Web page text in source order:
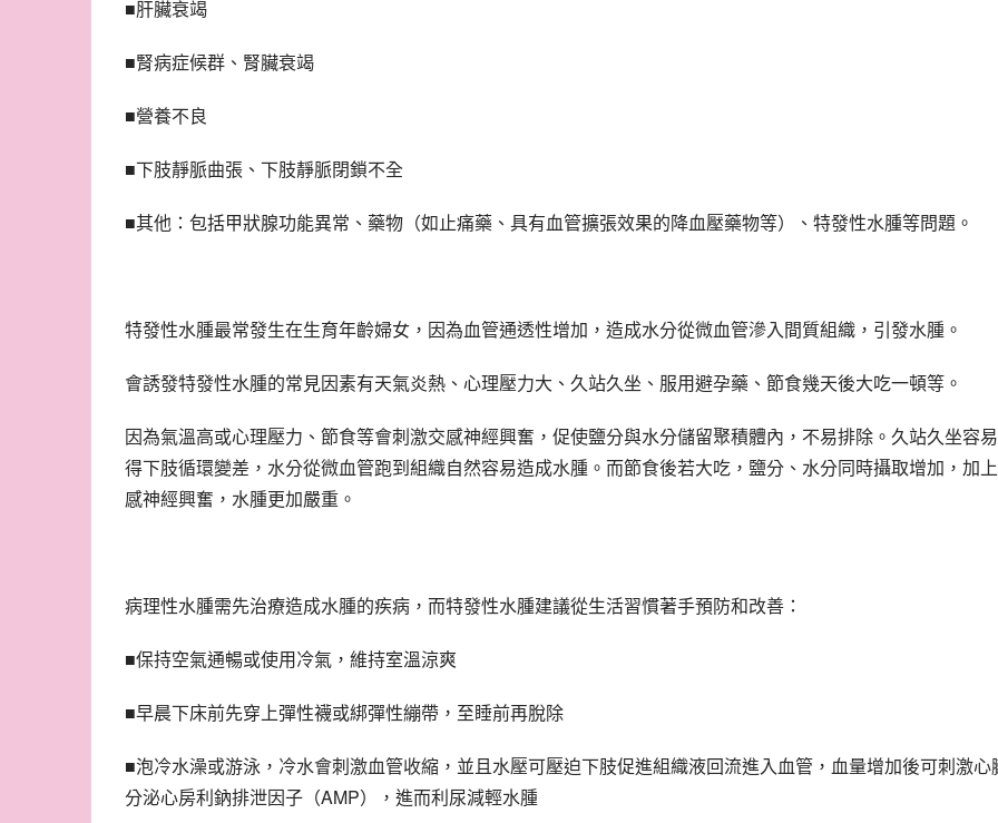
■肝臟衰竭
■腎病症候群、腎臟衰竭
■營養不良
■下肢靜脈曲張、下肢靜脈閉鎖不全
■其他：包括甲狀腺功能異常、藥物（如止痛藥、具有血管擴張效果的降血壓藥物等）、特發性水腫等問題。
特發性水腫最常發生在生育年齡婦女，因為血管通透性增加，造成水分從微血管滲入間質組織，引發水腫。
會誘發特發性水腫的常見因素有天氣炎熱、心理壓力大、久站久坐、服用避孕藥、節食幾天後大吃一頓等。
因為氣溫高或心理壓力、節食等會刺激交感神經興奮，促使鹽分與水分儲留聚積體內，不易排除。久站久坐容
得下肢循環變差，水分從微血管跑到組織自然容易造成水腫。而節食後若大吃，鹽分、水分同時攝取增加，加
感神經興奮，水腫更加嚴重。
病理性水腫需先治療造成水腫的疾病，而特發性水腫建議從生活習慣著手預防和改善：
■保持空氣通暢或使用冷氣，維持室溫涼爽
■早晨下床前先穿上彈性襪或綁彈性繃帶，至睡前再脫除
■泡冷水澡或游泳，冷水會刺激血管收縮，並且水壓可壓迫下肢促進組織液回流進入血管，血量增加後可刺激心
分泌心房利鈉排泄因子（AMP），進而利尿減輕水腫